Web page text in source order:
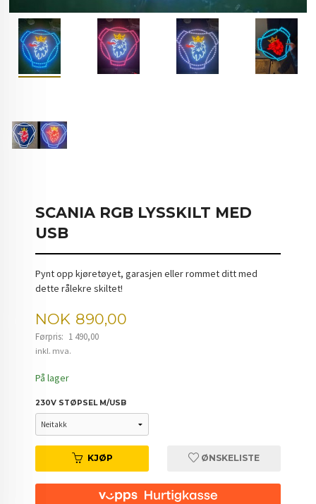
SCANIA RGB LYSSKILT MED
USB
Pynt opp kjøretøyet, garasjen eller rommet ditt med
dette rålekre skiltet!
Tilbud
NOK 890,00
Førpris: 1 490,00
Rabatt
inkl. mva.
På lager
230V STØPSEL M/USB
KJØP ØNSKELISTE